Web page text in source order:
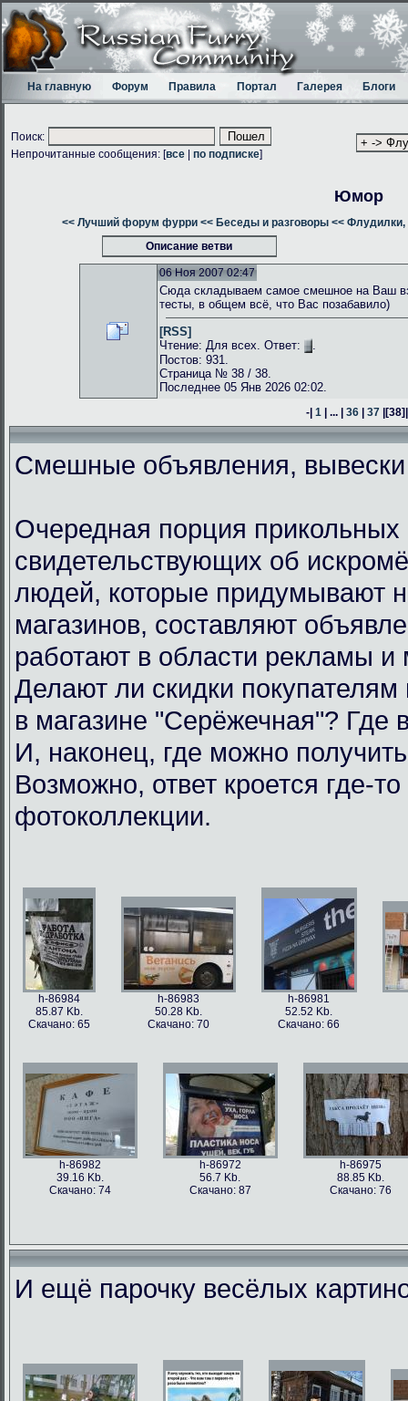
На главную Форум Правила Портал Галерея Блоги
Поиск:
Непрочитанные сообщения: [все по подписке]
Юмор
<< Лучший форум фурри << Беседы и разговоры << Флудилки,
Описание ветви
06 Ноя 2007 02:47
Сюда складываем самое смешное на Ваш
тесты, в общем всё, что Вас позабавило)
[RSS]
Чтение: Для всех. Ответ:
.
Постов: 931.
Страница № 38 / 38.
Последнее 05 Янв 2026 02:02.
-| 1 | ... | 36 | 37 |[38]
Смешные объявления,
Очередная порция прикольных
свидетельствующих об
людей, которые придумывают
магазинов, составляют
работают в области рекламы и
Делают ли скидки
в магазине "Серёжечная"? Где
И, наконец, где можно
Возможно, ответ кроется где-то
фотоколлекции.
h-86984
85.87 Kb.
Скачано: 65
h-86983
50.28 Kb.
Скачано: 70
h-86981
52.52 Kb.
Скачано: 66
h-86982
39.16 Kb.
Скачано: 74
h-86972
56.7 Kb.
Скачано: 87
h-86975
88.85 Kb.
Скачано: 76
И ещё парочку весёлых